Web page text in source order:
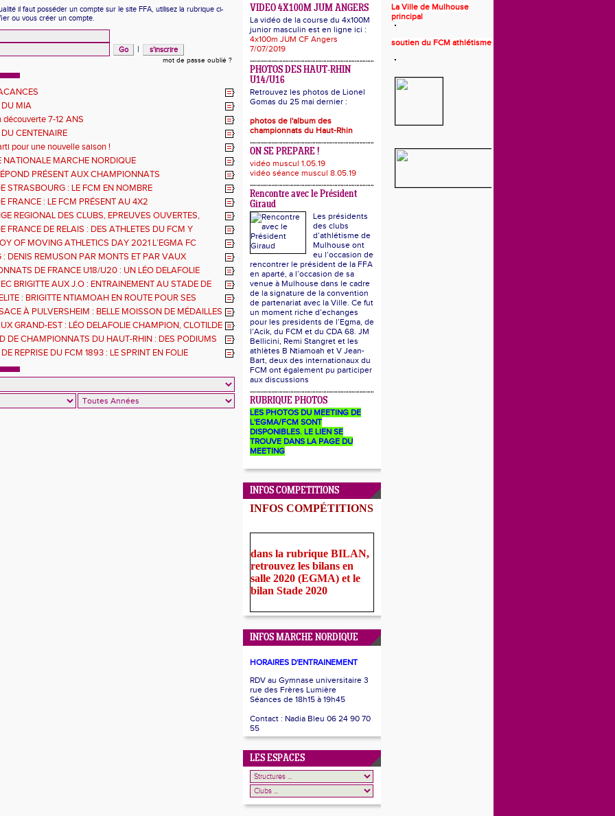
il faut posséder un compte sur le site FFA, utilisez la rubrique ci-
ou vous créer un compte.
|
mot de passe oublié ?
DU MIA
7-12 ANS
CENTENAIRE
pour une nouvelle saison !
NATIONALE MARCHE NORDIQUE
PRÉSENT AUX CHAMPIONNATS
68
STRASBOURG : LE FCM EN NOMBRE
FRANCE : LE FCM PRÉSENT AU 4X2
REGIONAL DES CLUBS, EPREUVES OUVERTES,
ET GMTU : LES RESULTATS DES ATHLETES DU
FRANCE DE RELAIS : DES ATHLETES DU FCM Y
LE 4X200M DE L'EGMA
OF MOVING ATHLETICS DAY 2021 L’EGMA FC
1893 OUVRE SES PORTES A TOUS LES 7-11 ANS !
: DENIS REMUSON PAR MONTS ET PAR VAUX
DE FRANCE U18/U20 : UN LÉO DELAFOLIE
BRIGITTE AUX J.O : ENTRAINEMENT AU STADE DE
8 JUILLET
: BRIGITTE NTIAMOAH EN ROUTE POUR SES
JOÀ PULVERSHEIM : BELLE MOISSON DE MÉDAILLES
GRAND-EST : LÉO DELAFOLIE CHAMPION, CLOTILDE
DE CHAMPIONNATS DU HAUT-RHIN : DES PODIUMS
ATHLÈTES DU FCM
REPRISE DU FCM 1893 : LE SPRINT EN FOLIE
VIDEO 4X100M JUM ANGERS
La vidéo de la course du 4x100M
junior masculin est en ligne ici :
4x100m JUM CF Angers
7/07/2019
PHOTOS DES HAUT-RHIN
U14/U16
Retrouvez les photos de Lionel
Gomas du 25 mai dernier :
photos de l'album des
championnats du Haut-Rhin
ON SE PREPARE !
vidéo muscul 1.05.19
vidéo séance muscul 8.05.19
Rencontre avec le Président
Giraud
Les présidents
des clubs
d’athlétisme de
Mulhouse ont
eu l’occasion de
rencontrer le président de la FFA
en aparté, a l’occasion de sa
venue à Mulhouse dans le cadre
de la signature de la convention
de partenariat avec la Ville. Ce fut
un moment riche d’echanges
pour les presidents de l’Egma, de
l’Acik, du FCM et du CDA 68. JM
Bellicini, Remi Stangret et les
athlètes B Ntiamoah et V Jean-
Bart, deux des internationaux du
FCM ont également pu participer
aux discussions
RUBRIQUE PHOTOS
LES PHOTOS DU MEETING DE
L'EGMA/FCM SONT
DISPONIBLES. LE LIEN SE
TROUVE DANS LA PAGE DU
MEETING
INFOS COMPETITIONS
INFOS COMPÉTITIONS
dans la rubrique BILAN,
retrouvez les bilans en
salle 2020 (EGMA) et le
bilan Stade 2020
INFOS MARCHE NORDIQUE
HORAIRES D'ENTRAINEMENT
RDV au Gymnase universitaire 3
rue des Frères Lumière
Séances de 18h15 à 19h45
Contact : Nadia Bleu 06 24 90 70
55
LES ESPACES
La Ville de Mulhouse
principal
soutien du FCM athlétisme